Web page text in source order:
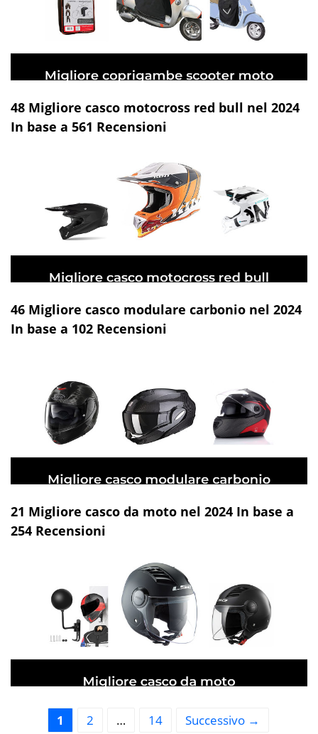
48 Migliore casco motocross red bull nel 2024
In base a 561 Recensioni
46 Migliore casco modulare carbonio nel 2024
In base a 102 Recensioni
21 Migliore casco da moto nel 2024 In base a
254 Recensioni
Pagina
1 Pagina
2 … Pagina
14 Successivo →